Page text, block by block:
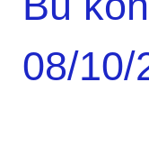
08/10/